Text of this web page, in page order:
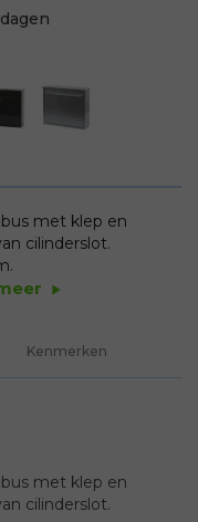
met klep en
cilinderslot.
play_arrow
Kenmerken
met klep en
cilinderslot.